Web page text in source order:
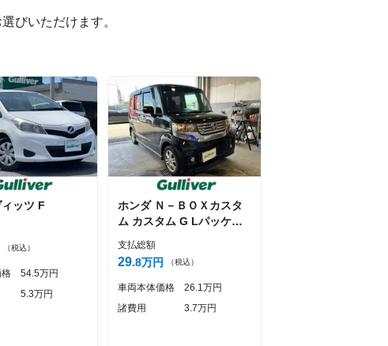
びいただけます。
ッツ F
（税込）
54 5万円
5 3万円
ホンダ Ｎ－ＢＯＸカスタ
ム カスタム G Lパッケー
支払総額
29 8万円 （税込）
車両本体価格 26 1万円
諸費用
3 7万円